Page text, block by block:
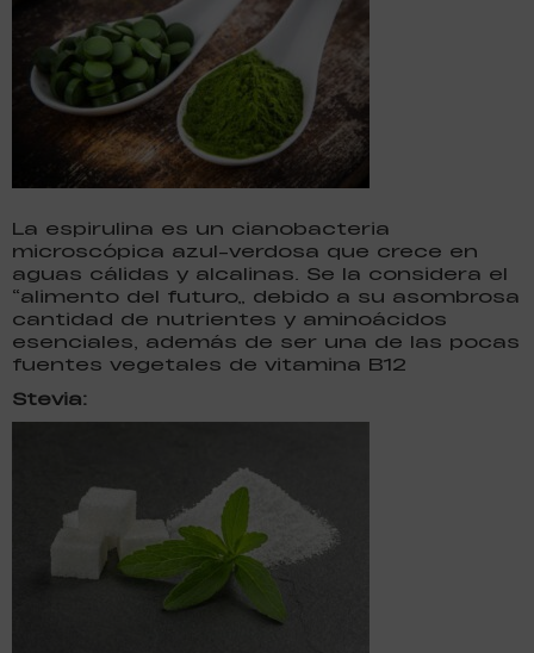
La espirulina es un cianobacteria
microscópica azul-verdosa que crece en
aguas cálidas y alcalinas. Se la considera el
“alimento del futuro” debido a su asombrosa
cantidad de nutrientes y aminoácidos
esenciales, además de ser una de las pocas
fuentes vegetales de vitamina B12
Stevia: